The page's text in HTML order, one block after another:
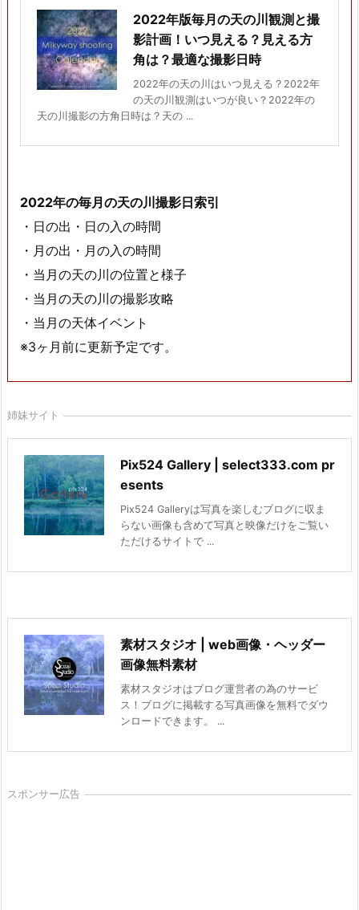
2022年版毎月の天の川観測と撮
影計画！いつ見える？見える方
角は？最適な撮影日時
2022年の天の川はいつ見える？2022年
の天の川観測はいつが良い？2022年の
天の川撮影の方角日時は？天の ...
2022年の毎月の天の川撮影日索引
・日の出・日の入の時間
・月の出・月の入の時間
・当月の天の川の位置と様子
・当月の天の川の撮影攻略
・当月の天体イベント
※3ヶ月前に更新予定です。
姉妹サイト
Pix524 Gallery | select333.com pr
esents
Pix524 Galleryは写真を楽しむブログに収ま
らない画像も含めて写真と映像だけをご覧い
ただけるサイトで ...
素材スタジオ | web画像・ヘッダー
画像無料素材
素材スタジオはブログ運営者の為のサービ
ス！ブログに掲載する写真画像を無料でダウ
ンロードできます。 ...
スポンサー広告